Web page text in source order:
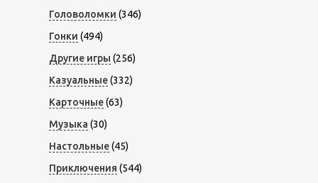
Головоломки (346)
Гонки (494)
Другие игры (256)
Казуальные(332)
Карточные(63)
Музыка (30)
Настольные(45)
Приключения (544)